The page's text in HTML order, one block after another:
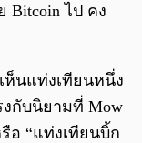
Bitcoin ไป คง
ห็นแท่งเทียนหนึ่ง
กับนิยามที่ Mow
รือ “แท่งเทียนบิ้ก